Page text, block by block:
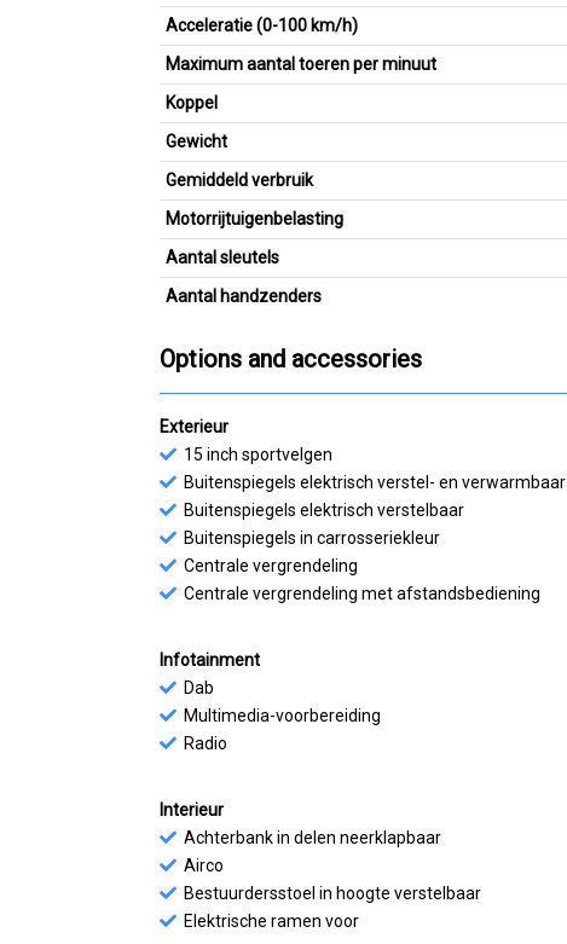
Acceleratie (0-100 km/h)
Maximum aantal toeren per minuut
Koppel
Gewicht
Gemiddeld verbruik
Motorrijtuigenbelasting
Aantal sleutels
Aantal handzenders
Options and accessories
Exterieur
15 inch sportvelgen
Buitenspiegels elektrisch verstel- en verwarmbaar
Buitenspiegels elektrisch verstelbaar
Buitenspiegels in carrosseriekleur
Centrale vergrendeling
Centrale vergrendeling met afstandsbediening
Infotainment
Dab
Multimedia-voorbereiding
Radio
Interieur
Achterbank in delen neerklapbaar
Airco
Bestuurdersstoel in hoogte verstelbaar
Elektrische ramen voor